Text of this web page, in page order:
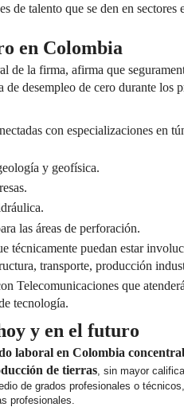
de talento que se den en sectores
en Colombia
de la firma, afirma que
de desempleo de cero durante los
con especializaciones en
y geofísica.
las áreas de perforación.
técnicamente puedan estar
transporte, producción
Telecomunicaciones que
tecnología.
y en el futuro
laboral en Colombia
de tierras , sin mayor
de grados profesionales o
profesionales.